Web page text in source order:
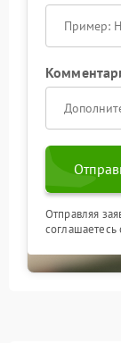
Отправляя
соглашаетесь